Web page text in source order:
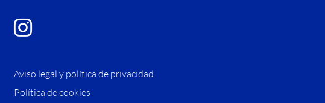
Aviso legal y política de privacidad
Política de cookies